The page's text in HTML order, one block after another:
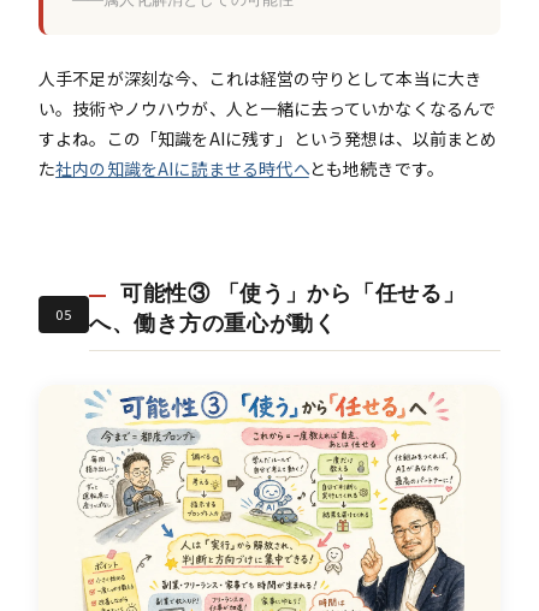
人手不足が深刻な今、これは経営の守りとして本当に大き
い。技術やノウハウが、人と一緒に去っていかなくなるんで
すよね。この「知識をAIに残す」という発想は、以前まとめ
た社内の知識をAIに読ませる時代へとも地続きです。
05
可能性③ 「使う」から「任せる」
へ、働き方の重心が動く